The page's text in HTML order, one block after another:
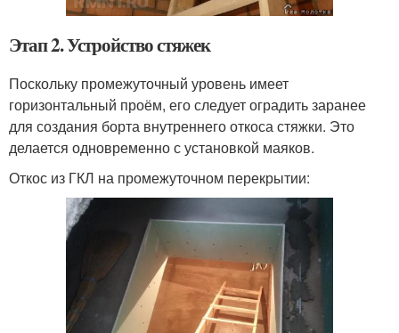
Этап 2. Устройство стяжек
Поскольку промежуточный уровень имеет
горизонтальный проём, его следует оградить заранее
для создания борта внутреннего откоса стяжки. Это
делается одновременно с установкой маяков.
Откос из ГКЛ на промежуточном перекрытии: